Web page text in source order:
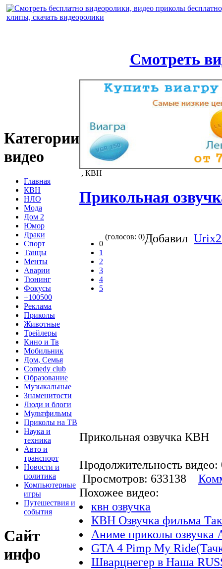
Смотреть
Категории
видео
Главная
КВН
НЛО
Мода
Дом 2
Юмор
Драки
Спорт
Танцы
Менты
Аварии
Тюнинг
Фокусы
+100500
Реклама
Приколы
Животные
Трейлеры
Кино и Тв
Мобильник
Дом, Семья
Comedy club
Образование
Музыкальные
Знаменитости
Люди и блоги
Мультфильмы
Приколы на ТВ
Наука и
техника
Авто и
транспорт
Новости и
политика
Компьютерные
игры
Путешествия и
события
Сайт
инфо
, КВН
Прикольная
0
1
2
3
4
5
(голосов: 0)Добавил
Прикольная озвучка КВН
Продолжительность
Просмотров: 633138
Похожее видео:
квн озвучка
КВН Озвучка фильма
Аниме приколы озвучка
GTA 4 Pimp My
Шварцнегер в Наша